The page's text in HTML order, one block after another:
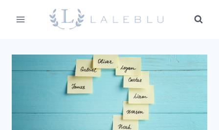
para